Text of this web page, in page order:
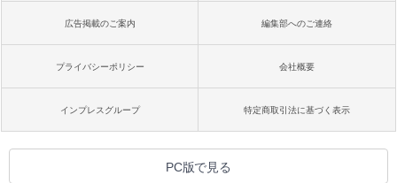
広告掲載のご案内 編集部へのご連絡
プライバシーポリシー 会社概要
インプレスグループ 特定商取引法に基づく表示
PC版で見る